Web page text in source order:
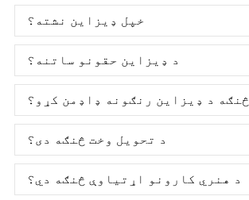
خپل ډیزاین نشته؟
د ډیزاین حقونو ساتنه؟
څنګه د ډیزاین رنګونه ډاډمن کړو؟
د تحویل وخت څنګه دی؟
د هنري کارونو اړتیاوې څنګه دي؟